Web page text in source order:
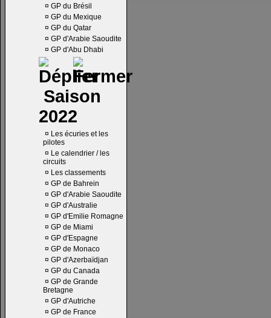
¤ GP du Brésil
¤ GP du Mexique
¤ GP du Qatar
¤ GP d'Arabie Saoudite
¤ GP d'Abu Dhabi
Saison
2022
¤ Les écuries et les
pilotes
¤ Le calendrier / les
circuits
¤ Les classements
¤ GP de Bahrein
¤ GP d'Arabie Saoudite
¤ GP d'Australie
¤ GP d'Emilie Romagne
¤ GP de Miami
¤ GP d'Espagne
¤ GP de Monaco
¤ GP d'Azerbaïdjan
¤ GP du Canada
¤ GP de Grande
Bretagne
¤ GP d'Autriche
¤ GP de France